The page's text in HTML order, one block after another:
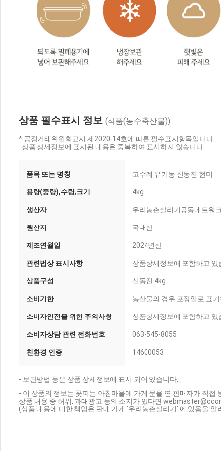
상품 필수표시 정보 (식품(농수축산물))
* 공정거래위원회고시 제2020-14호에 따른 필수표시항목입니다.
상품 상세정보에 표시된 내용은 중복하여 표시하지 않습니다.
품목 또는 명칭 고수례 유기농 신동진 현미
용량(중량),수량,크기 4kg
생산자 우리농촌살리기공동네트워
원산지 국내산
제조연월일 2024년산
관련법상 표시사항 상품상세정보에 포함하고 있
상품구성 신동진 4kg
소비기한 농산물의 경우 포장일로 표
소비자안전을 위한 주의사항 상품상세정보에 포함하고 있
소비자상담 관련 전화번호 063-545-8055
친환경 인증 14600053
- 보관방법 등은 상품 상세정보에 표시 되어 있습니다.
- 이 상품의 정보는 꽃피는 아침마을에 가게 문을 연 판매자가 직접
상품 내용 중 허위, 과대광고 등의 소지가 있다면
(상품 내용에 대한 책임은 판매 가게 '우리농촌살리기' 에 있음을 알